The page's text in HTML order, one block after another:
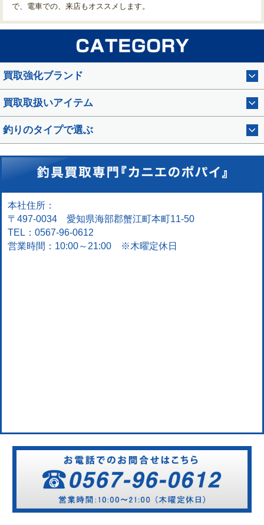
で、電車での、来店もオススメします。
買取強化ブランド
買取取扱いアイテム
釣りのタイプで選ぶ
本社住所：
〒497-0034 愛知県海部郡蟹江町本町11-50
TEL：0567-96-0612
営業時間：10:00～21:00 ※木曜定休日